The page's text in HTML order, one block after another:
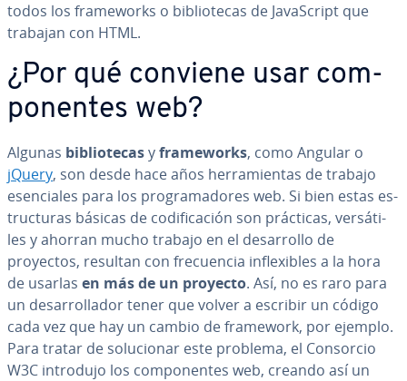
todos los fra­me­wo­r­ks o bi­blio­te­cas de Ja­va­S­cri­pt que
trabajan con HTML.
¿Por qué conviene usar co­m­
po­ne­n­tes web?
Algunas bi­blio­te­casyfra­me­wo­r­ks, como Angular o
jQuery, son desde hace años he­rra­mie­n­tas de trabajo
ese­n­cia­les para los pro­gra­ma­do­res web. Si bien estas es­
tru­c­tu­ras básicas de co­di­fi­ca­ción son prácticas, ve­r­sá­ti­
les y ahorran mucho trabajo en el de­sa­rro­llo de
proyectos, resultan con fre­cue­n­cia in­fle­xi­bles a la hora
de usarlas en más de un proyecto. Así, no es raro para
un de­sa­rro­lla­dor tener que volver a escribir un código
cada vez que hay un cambio de framework, por ejemplo.
Para tratar de so­lu­cio­nar este problema, el Consorcio
W3C introdujo los co­m­po­ne­n­tes web, creando así un